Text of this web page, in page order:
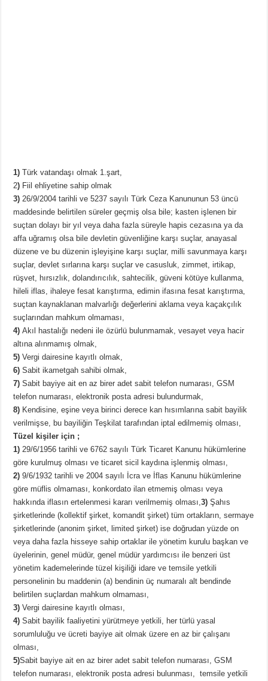
1) Türk vatandaşı olmak 1.şart,
2) Fiil ehliyetine sahip olmak
3) 26/9/2004 tarihli ve 5237 sayılı Türk Ceza Kanununun 53 üncü
maddesinde belirtilen süreler geçmiş olsa bile; kasten işlenen bir
suçtan dolayı bir yıl veya daha fazla süreyle hapis cezasına ya da
affa uğramış olsa bile devletin güvenliğine karşı suçlar, anayasal
düzene ve bu düzenin işleyişine karşı suçlar, milli savunmaya karşı
suçlar, devlet sırlarına karşı suçlar ve casusluk, zimmet, irtikap,
rüşvet, hırsızlık, dolandırıcılık, sahtecilik, güveni kötüye kullanma,
hileli iflas, ihaleye fesat karıştırma, edimin ifasına fesat karıştırma,
suçtan kaynaklanan malvarlığı değerlerini aklama veya kaçakçılık
suçlarından mahkum olmaması,
4) Akıl hastalığı nedeni ile özürlü bulunmamak, vesayet veya hacir
altına alınmamış olmak,
5) Vergi dairesine kayıtlı olmak,
6) Sabit ikametgah sahibi olmak,
7) Sabit bayiye ait en az birer adet sabit telefon numarası, GSM
telefon numarası, elektronik posta adresi bulundurmak,
8) Kendisine, eşine veya birinci derece kan hısımlarına sabit bayilik
verilmişse, bu bayiliğin Teşkilat tarafından iptal edilmemiş olması,
Tüzel kişiler için ;
1) 29/6/1956 tarihli ve 6762 sayılı Türk Ticaret Kanunu hükümlerine
göre kurulmuş olması ve ticaret sicil kaydına işlenmiş olması,
2) 9/6/1932 tarihli ve 2004 sayılı İcra ve İflas Kanunu hükümlerine
göre müflis olmaması, konkordato ilan etmemiş olması veya
hakkında iflasın ertelenmesi kararı verilmemiş olması,3) Şahıs
şirketlerinde (kollektif şirket, komandit şirket) tüm ortakların, sermaye
şirketlerinde (anonim şirket, limited şirket) ise doğrudan yüzde on
veya daha fazla hisseye sahip ortaklar ile yönetim kurulu başkan ve
üyelerinin, genel müdür, genel müdür yardımcısı ile benzeri üst
yönetim kademelerinde tüzel kişiliği idare ve temsile yetkili
personelinin bu maddenin (a) bendinin üç numaralı alt bendinde
belirtilen suçlardan mahkum olmaması,
3) Vergi dairesine kayıtlı olması,
4) Sabit bayilik faaliyetini yürütmeye yetkili, her türlü yasal
sorumluluğu ve ücreti bayiye ait olmak üzere en az bir çalışanı
olması,
5)Sabit bayiye ait en az birer adet sabit telefon numarası, GSM
telefon numarası, elektronik posta adresi bulunması, temsile yetkili